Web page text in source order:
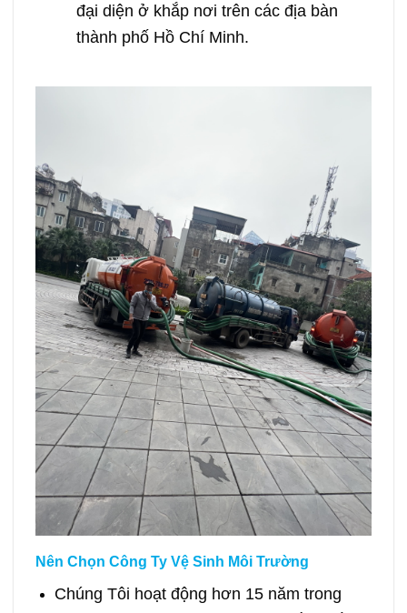
đại diện ở khắp nơi trên các địa bàn
thành phố Hồ Chí Minh.
Nên Chọn Công Ty Vệ Sinh Môi Trường
Chúng Tôi hoạt động hơn 15 năm trong